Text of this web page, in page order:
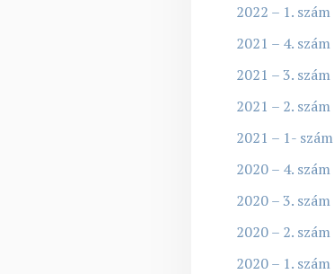
2022 – 1. szám
2021 – 4. szám
2021 – 3. szám
2021 – 2. szám
2021 – 1- szám
2020 – 4. szám
2020 – 3. szám
2020 – 2. szám
2020 – 1. szám